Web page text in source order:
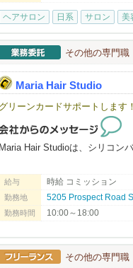
んな方をお待ちしています
美容師免許（日本または米国
一人ひとりのお客様と丁寧に
向上心を持ち、学びながら成
長期で働ける方を歓迎します。
NAŌRUで働く魅力
・時給$30〜（経験・能力により
・トップスタイリストMiki（中
・東洋医学・筋膜・経絡理論を
▼ご応募はこちら
日本語でMIKIまでご連絡くださ
1082 E El Camino Rl.
ヘアサロン 日系 サロン 美
その他の専門職
Maria Hair Studio
グリーンカードサポートします
Maria Hair Studioは、シリコン
お互いに協力しながら、それ
オーナーもスタッフも穏やかで
めての方でも安心してスター
トレンドスタイル、特別なイベ
給与 時給 コミッション
勤務地 5205 Prospect Road
勤務時間 10:00～18:00
その他の専門職